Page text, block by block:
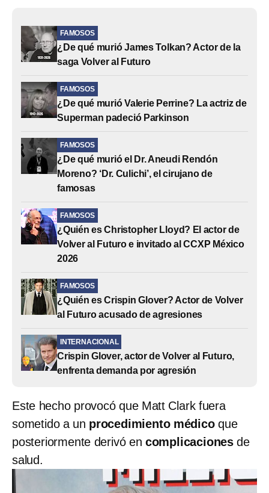
FAMOSOS
¿De qué murió James Tolkan? Actor de la
saga Volver al Futuro
FAMOSOS
¿De qué murió Valerie Perrine? La actriz de
Superman padeció Parkinson
FAMOSOS
¿De qué murió el Dr. Aneudi Rendón
Moreno? ‘Dr. Culichi’, el cirujano de
famosas
FAMOSOS
¿Quién es Christopher Lloyd? El actor de
Volver al Futuro e invitado al CCXP México
2026
FAMOSOS
¿Quién es Crispin Glover? Actor de Volver
al Futuro acusado de agresiones
INTERNACIONAL
Crispin Glover, actor de Volver al Futuro,
enfrenta demanda por agresión
Este hecho provocó que Matt Clark fuera
sometido a un procedimiento médicoque
posteriormente derivó en complicaciones de
salud.